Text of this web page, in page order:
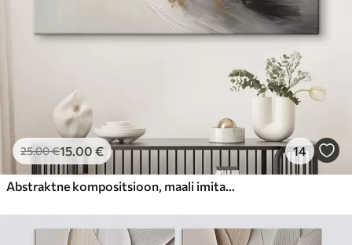
25.00€15.00 € 14
Abstraktne kompositsioon, maali imitatsioon